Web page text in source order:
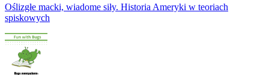
Oślizgłe macki, wiadome siły. Historia Ameryki w teoriach
spiskowych